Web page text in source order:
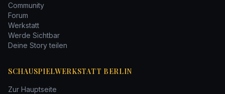
Community
Forum
Werkstatt
Werde Sichtbar
Deine Story teilen
SCHAUSPIELWERKSTATT BERLIN
Zur Hauptseite